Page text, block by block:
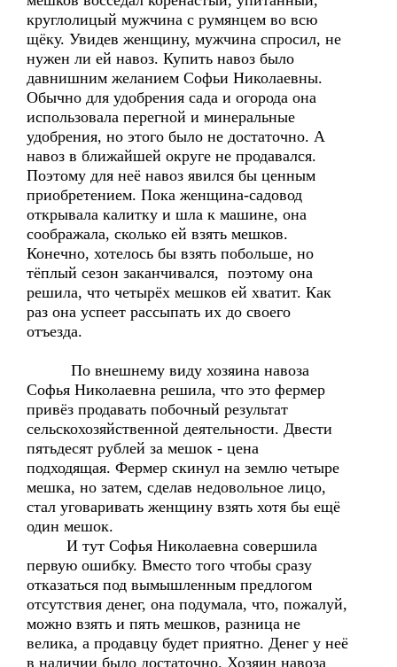
круглолицый мужчина с румянцем во всю
щёку. Увидев женщину, мужчина спросил, не
нужен ли ей навоз. Купить навоз было
давнишним желанием Софьи Николаевны.
Обычно для удобрения сада и огорода она
использовала перегной и минеральные
удобрения, но этого было не достаточно. А
навоз в ближайшей округе не продавался.
Поэтому для неё навоз явился бы ценным
приобретением. Пока женщина-садовод
открывала калитку и шла к машине, она
соображала, сколько ей взять мешков.
Конечно, хотелось бы взять побольше, но
тёплый сезон заканчивался, поэтому она
решила, что четырёх мешков ей хватит. Как
раз она успеет рассыпать их до своего
отъезда.
По внешнему виду хозяина навоза
Софья Николаевна решила, что это фермер
привёз продавать побочный результат
сельскохозяйственной деятельности. Двести
пятьдесят рублей за мешок - цена
подходящая. Фермер скинул на землю четыре
мешка, но затем, сделав недовольное лицо,
стал уговаривать женщину взять хотя бы ещё
один мешок.
И тут Софья Николаевна совершила
первую ошибку. Вместо того чтобы сразу
отказаться под вымышленным предлогом
отсутствия денег, она подумала, что, пожалуй,
можно взять и пять мешков, разница не
велика, а продавцу будет приятно. Денег у неё
в наличии было достаточно. Хозяин навоза